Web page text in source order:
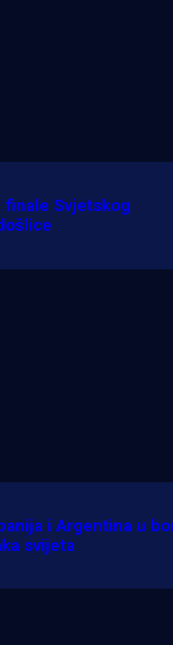
Svjetskog
i Argentina u
svijeta